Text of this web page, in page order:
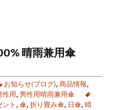
晴雨兼用傘
お知らせ(ブログ), 商品情報,
性用, 男性用晴雨兼用傘
ント , 傘, 折り畳み傘, 日傘, 晴